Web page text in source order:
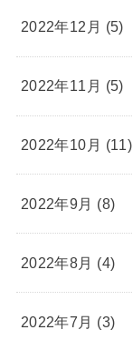
2022年12月 (5)
2022年11月 (5)
2022年10月 (11)
2022年9月 (8)
2022年8月 (4)
2022年7月 (3)